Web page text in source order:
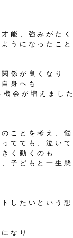
能、強みがたく
うになったこと
係が良くなり
身へも
会が増えました
ことを考え、
てても、泣い
く動くのも
子どもと一生
したいという想
なり